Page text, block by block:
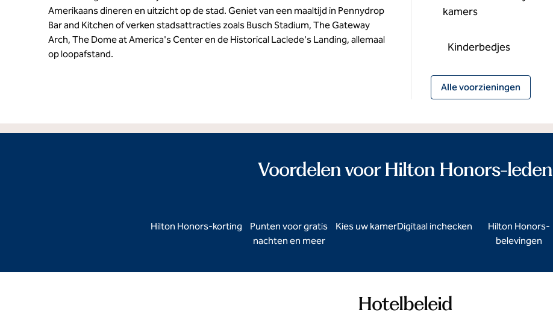
Amerikaans dineren en uitzicht op de stad. Geniet van een maaltijd in Pennydrop
Bar and Kitchen of verken stadsattracties zoals Busch Stadium, The Gateway
Arch, The Dome at America's Center en de Historical Laclede's Landing, allemaal
op loopafstand.
kamers
Kinderbedjes
Alle voorzieningen
Voordelen voor Hilton Honors-leden
Hilton Honors-korting
Punten voor gratis
nachten en meer
Kies uw kamerDigitaal inchecken
Hilton Honors-
belevingen
Hotelbeleid